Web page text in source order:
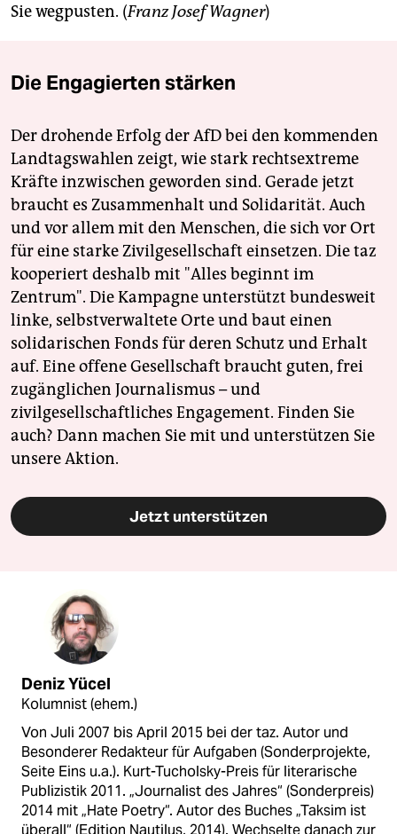
Sie wegpusten. (Franz Josef Wagner)
Die Engagierten stärken
Der drohende Erfolg der AfD bei den kommenden
Landtagswahlen zeigt, wie stark rechtsextreme
Kräfte inzwischen geworden sind. Gerade jetzt
braucht es Zusammenhalt und Solidarität. Auch
und vor allem mit den Menschen, die sich vor Ort
für eine starke Zivilgesellschaft einsetzen. Die taz
kooperiert deshalb mit "Alles beginnt im
Zentrum". Die Kampagne unterstützt bundesweit
linke, selbstverwaltete Orte und baut einen
solidarischen Fonds für deren Schutz und Erhalt
auf. Eine offene Gesellschaft braucht guten, frei
zugänglichen Journalismus – und
zivilgesellschaftliches Engagement. Finden Sie
auch? Dann machen Sie mit und unterstützen Sie
unsere Aktion.
Jetzt unterstützen
Deniz Yücel
Kolumnist (ehem.)
Von Juli 2007 bis April 2015 bei der taz. Autor und
Besonderer Redakteur für Aufgaben (Sonderprojekte,
Seite Eins u.a.). Kurt-Tucholsky-Preis für literarische
Publizistik 2011. „Journalist des Jahres“ (Sonderpreis)
2014 mit „Hate Poetry“. Autor des Buches „Taksim ist
überall“ (Edition Nautilus, 2014). Wechselte danach zur